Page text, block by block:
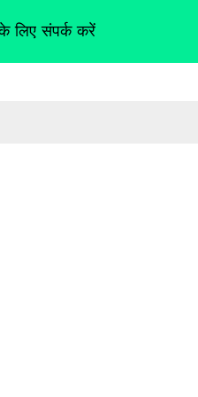
लिए संपर्क करें